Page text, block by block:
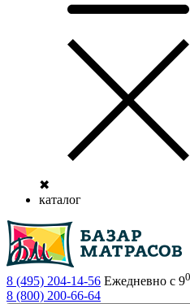
✖
каталог
8 (495) 204-14-56 Ежедневно с 9
8 (800) 200-66-64